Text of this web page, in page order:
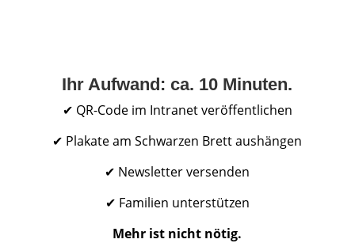
Ihr Aufwand: ca. 10 Minuten.
✔ QR-Code im Intranet veröffentlichen
✔ Plakate am Schwarzen Brett aushängen
✔ Newsletter versenden
✔ Familien unterstützen
Mehr ist nicht nötig.